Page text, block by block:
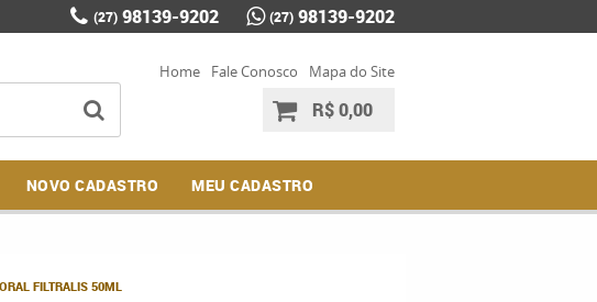
(27) 98139-9202 (27) 98139-9202
Home Fale Conosco Mapa do Site
R$ 0,00
NOVO CADASTRO MEU CADASTRO
FILTRALIS 50ML